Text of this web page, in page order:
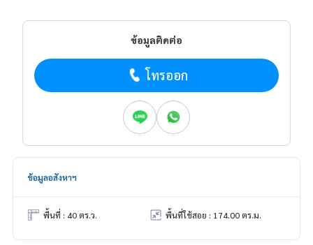
ข้อมูลติดต่อ
โทรออก
ข้อมูลอสังหาฯ
พื้นที่ : 40 ตร.ว. พื้นที่ใช้สอย : 174.00 ตร.ม.